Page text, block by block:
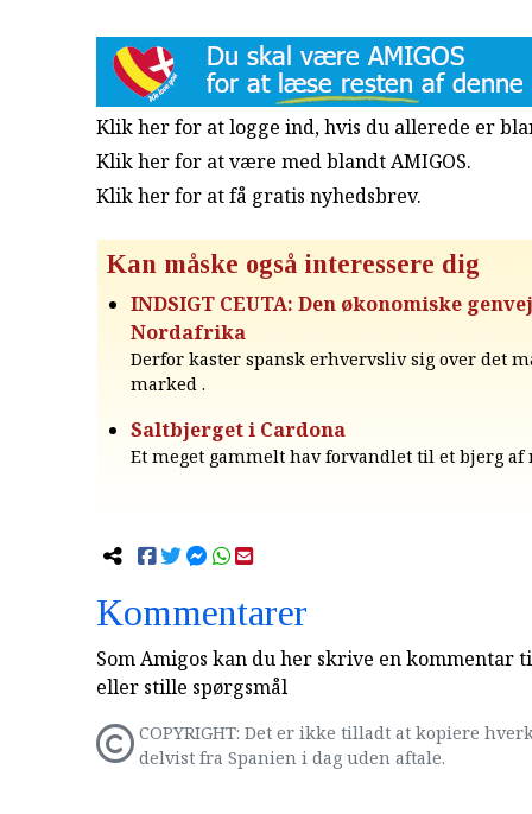
Klik her for at logge ind, hvis du allerede er
Klik her for at være med blandt AMIGOS.
Klik her for at få gratis nyhedsbrev.
Kan måske også interessere dig
INDSIGT CEUTA: Den økonomiske
Nordafrika
Derfor kaster spansk erhvervsliv sig over det
marked .
Saltbjerget i Cardona
Et meget gammelt hav forvandlet til et bjerg af
Kommentarer
Som Amigos kan du her skrive en kommentar
eller stille spørgsmål
COPYRIGHT: Det er ikke tilladt at kopiere
delvist fra Spanien i dag uden aftale.